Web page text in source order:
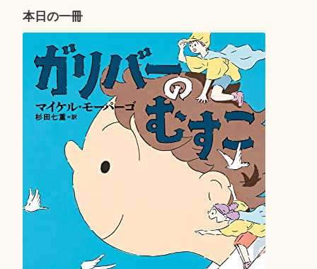
ー
シ
ン
本日の一冊